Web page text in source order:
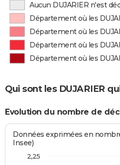
Aucun DUJARIER n'est
Département où les
Département où les
Département où les
Département où les
Qui sont les DUJARIER
Evolution du nombre de
Données exprimées en
Insee)
2,25